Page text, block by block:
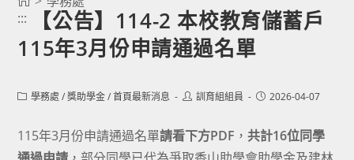
:::
【公告】114-2 本校教育儲蓄戶
115年3月份申請通過名單
Post學務處 / 獎助學金 / 首頁最新消息
Post訓育組組員
Post2026-04-07
115年3月份申請通過名單請看下方PDF ，共計16位同學